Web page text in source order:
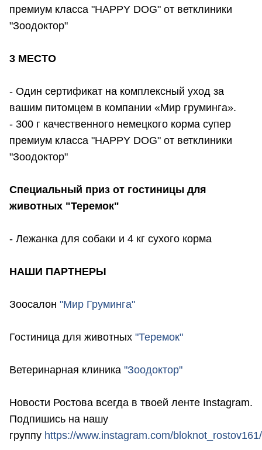
премиум класса "HAPPY DOG" от ветклиники
"Зоодоктор"
3 МЕСТО
- Один сертификат на комплексный уход за
вашим питомцем в компании «Мир груминга».
- 300 г качественного немецкого корма супер
премиум класса "HAPPY DOG" от ветклиники
"Зоодоктор"
Специальный приз от гостиницы для
животных "Теремок"
- Лежанка для собаки и 4 кг сухого корма
НАШИ ПАРТНЕРЫ
Зоосалон "Мир Груминга"
Гостиница для животных "Теремок"
Ветеринарная клиника "Зоодоктор"
Новости Ростова всегда в твоей ленте Instagram.
Подпишись на нашу
группу https://www.instagram.com/bloknot_rostov161/